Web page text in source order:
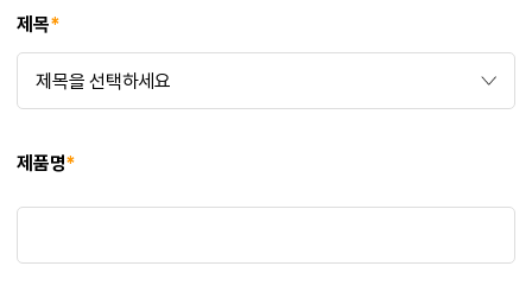
제목*
제품명*